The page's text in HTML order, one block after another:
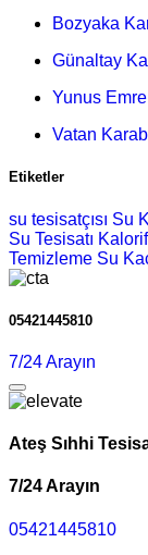
Bozyaka
Günaltay
Yunus
Vatan
Etiketler
su tesisatçısı Su
Su Tesisatı
Temizleme Su
05421445810
7/24 Arayın
Ateş Sıhhi
7/24 Arayın
05421445810